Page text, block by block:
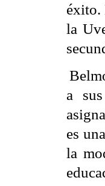
éxito.
la
a
es
la